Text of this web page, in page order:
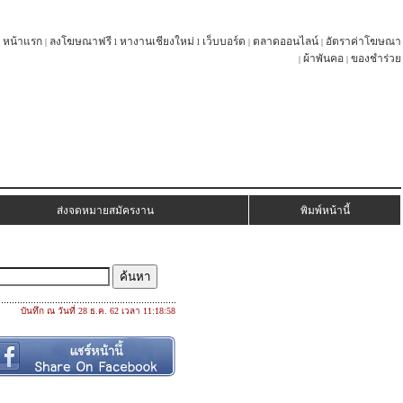
หน้าแรก | ลงโฆษณาฟรี l หางานเชียงใหม่ l เว็บบอร์ด | ตลาดออนไลน์ | อัตราค่าโฆษณา
| ผ้าพันคอ | ของชำร่วย
ส่งจดหมายสมัครงาน พิมพ์หน้านี้
บันทึก ณ วันที่ 28 ธ.ค. 62 เวลา 11:18:58